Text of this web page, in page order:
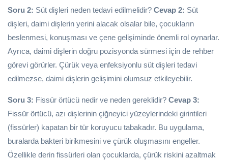
Soru 2: Süt dişleri neden tedavi edilmelidir? Cevap 2: Süt
dişleri, daimi dişlerin yerini alacak olsalar bile, çocukların
beslenmesi, konuşması ve çene gelişiminde önemli rol oynarlar.
Ayrıca, daimi dişlerin doğru pozisyonda sürmesi için de rehber
görevi görürler. Çürük veya enfeksiyonlu süt dişleri tedavi
edilmezse, daimi dişlerin gelişimini olumsuz etkileyebilir.
Soru 3: Fissür örtücü nedir ve neden gereklidir? Cevap 3:
Fissür örtücü, azı dişlerinin çiğneyici yüzeylerindeki girintileri
(fissürler) kapatan bir tür koruyucu tabakadır. Bu uygulama,
buralarda bakteri birikmesini ve çürük oluşmasını engeller.
Özellikle derin fissürleri olan çocuklarda, çürük riskini azaltmak